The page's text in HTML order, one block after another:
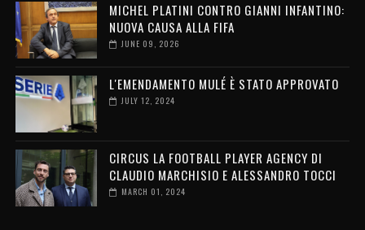
MICHEL PLATINI CONTRO GIANNI INFANTINO:
NUOVA CAUSA ALLA FIFA
JUNE 09, 2026
L'EMENDAMENTO MULÉ È STATO APPROVATO
JULY 12, 2024
CIRCUS LA FOOTBALL PLAYER AGENCY DI
CLAUDIO MARCHISIO E ALESSANDRO TOCCI
MARCH 01, 2024